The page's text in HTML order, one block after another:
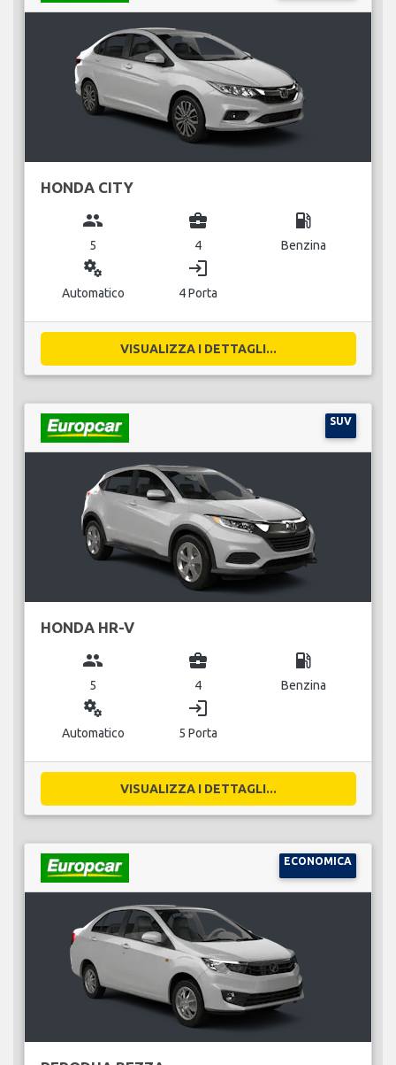
HONDA CITY
group
5
business_center
4
local_gas_station
Benzina
miscellaneous_services
Automatico
login
4 Porta
VISUALIZZA I DETTAGLI...
SUV
HONDA HR-V
group
5
business_center
4
local_gas_station
Benzina
miscellaneous_services
Automatico
login
5 Porta
VISUALIZZA I DETTAGLI...
ECONOMICA